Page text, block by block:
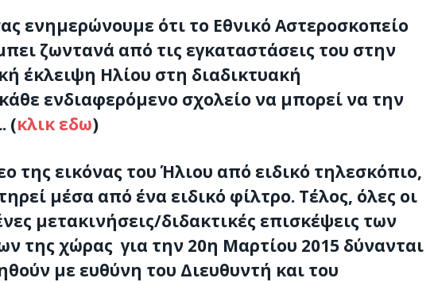
ενημερώνουμε ότι το Εθνικό Αστεροσκοπείο
ζωντανά από τις εγκαταστάσεις του στην
έκλειψη Ηλίου στη διαδικτυακή
ενδιαφερόμενο σχολείο να μπορεί να την
(κλικ εδω)
της εικόνας του Ήλιου από ειδικό τηλεσκόπιο,
μέσα από ένα ειδικό φίλτρο. Τέλος, όλες οι
μετακινήσεις/διδακτικές επισκέψεις των
της χώρας για την 20η Μαρτίου 2015 δύνανται
με ευθύνη του Διευθυντή και του